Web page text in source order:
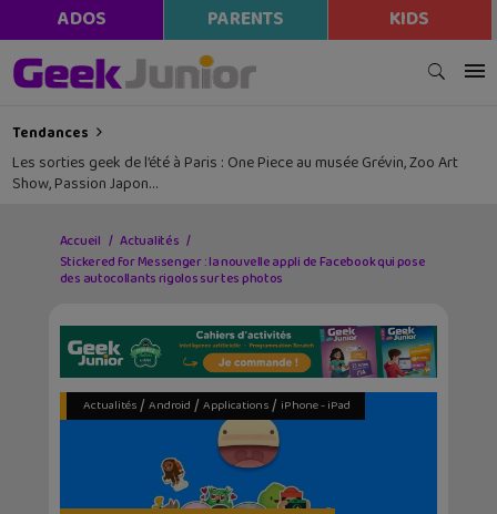
ADOS PARENTS KIDS
Tendances
Les sorties geek de l’été à Paris : One Piece au musée Grévin, Zoo Art
Show, Passion Japon…
Accueil
Actualités
Stickered for Messenger : la nouvelle appli de Facebook qui pose
des autocollants rigolos sur tes photos
Actualités/ Android / Applications/ iPhone - iPad